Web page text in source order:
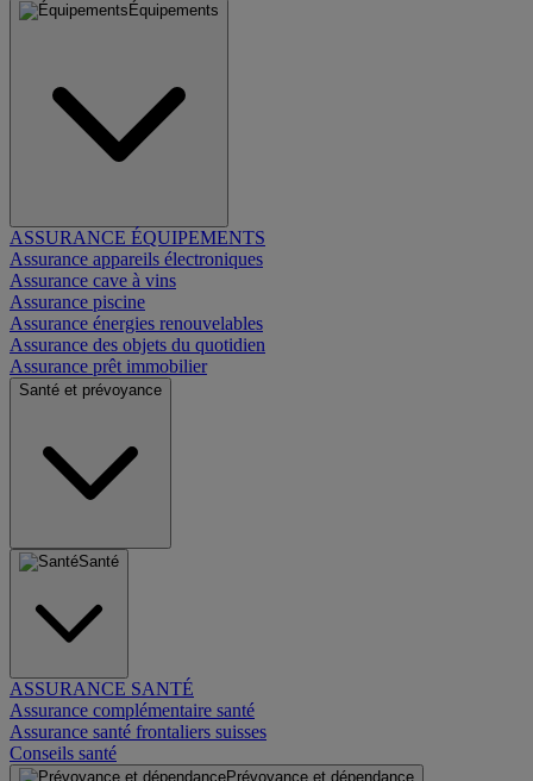
Équipements
ASSURANCE ÉQUIPEMENTS
Assurance appareils électroniques
Assurance cave à vins
Assurance piscine
Assurance énergies renouvelables
Assurance des objets du quotidien
Assurance prêt immobilier
Santé et prévoyance
Santé
ASSURANCE SANTÉ
Assurance complémentaire santé
Assurance santé frontaliers suisses
Conseils santé
Prévoyance et dépendance